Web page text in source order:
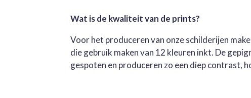
Wat is de kwaliteit van de prints?
Voor het produceren van onze schilderijen
die gebruik maken van 12 kleuren inkt. De
gespoten en produceren zo een diep contrast,